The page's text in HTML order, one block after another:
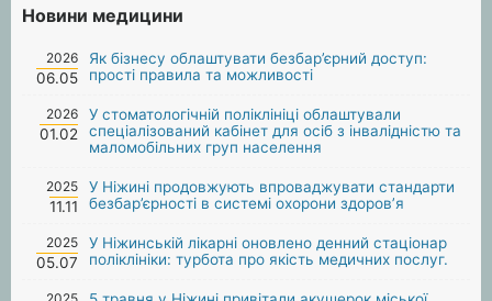
Новини медицини
2026
06.05
Як бізнесу облаштувати безбар’єрний доступ:
прості правила та можливості
2026
01.02
У стоматологічній поліклініці облаштували
спеціалізований кабінет для осіб з інвалідністю та
маломобільних груп населення
2025
11.11
У Ніжині продовжують впроваджувати стандарти
безбар’єрності в системі охорони здоров’я
2025
05.07
У Ніжинській лікарні оновлено денний стаціонар
поліклініки: турбота про якість медичних послуг.